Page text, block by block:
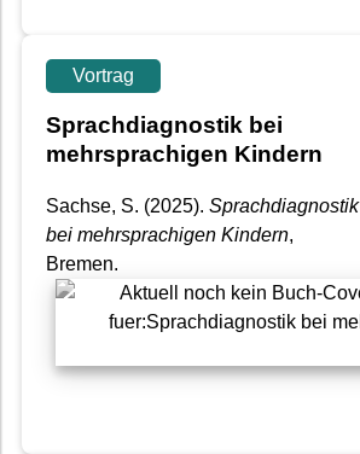
Vortrag
Sprachdiagnostik bei
mehrsprachigen Kindern
Sachse, S. (2025). Sprachdiagnostik
bei mehrsprachigen Kindern,
Bremen.